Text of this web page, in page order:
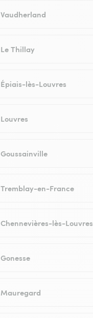
Vaudherland
Le Thillay
Épiais-lès-Louvres
Louvres
Goussainville
Tremblay-en-France
Chennevières-lès-Louvres
Gonesse
Mauregard